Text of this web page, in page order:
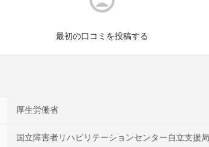
最初の口コミを投稿する
厚生労働省
国立障害者リハビリテーションセンター自立支援